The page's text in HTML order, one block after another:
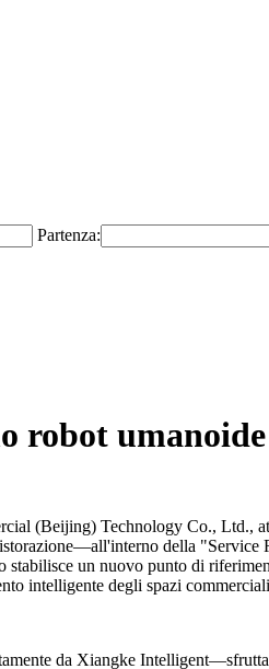
Partenza:
robot
(Beijing) Technology Co.,
della
stabilisce un nuovo punto di
intelligente degli spazi
da Xiangke